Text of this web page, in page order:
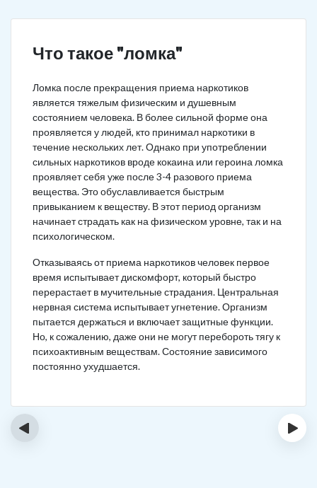
Что такое "ломка"
Ломка после прекращения приема наркотиков
является тяжелым физическим и душевным
состоянием человека. В более сильной форме она
проявляется у людей, кто принимал наркотики в
течение нескольких лет. Однако при употреблении
сильных наркотиков вроде кокаина или героина ломка
проявляет себя уже после 3-4 разового приема
вещества. Это обуславливается быстрым
привыканием к веществу. В этот период организм
начинает страдать как на физическом уровне, так и на
психологическом.
Отказываясь от приема наркотиков человек первое
время испытывает дискомфорт, который быстро
перерастает в мучительные страдания. Центральная
нервная система испытывает угнетение. Организм
пытается держаться и включает защитные функции.
Но, к сожалению, даже они не могут перебороть тягу к
психоактивным веществам. Состояние зависимого
постоянно ухудшается.
‹ ›